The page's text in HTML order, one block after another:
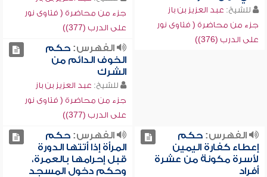
للشيخ: عبد العزيز بن باز
جزء من محاضرة ( فتاوى نور
على الدرب (376))
جزء من محاضرة ( فتاوى نور
على الدرب (377))
الفهرس:حكم
الخوف الدائم من
الشرك
للشيخ: عبد العزيز بن باز
جزء من محاضرة ( فتاوى نور
على الدرب (377))
الفهرس:حكم
إعطاء كفارة اليمين
لأسرة مكونة من عشرة
أفراد
الفهرس:حكم
المرأة إذا أتتها الدورة
قبل إحرامها بالعمرة،
وحكم دخول المسجد